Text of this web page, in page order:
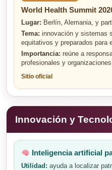
World Health Summit
Lugar: Berlín, Alemania, y
Tema: innovación y sistemas
equitativos y preparados para
Importancia: reúne a
profesionales y
Sitio oficial
Innovación y
Inteligencia artificial
Utilidad: ayuda a localizar